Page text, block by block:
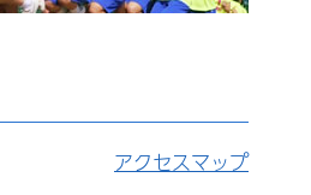
アクセスマップ